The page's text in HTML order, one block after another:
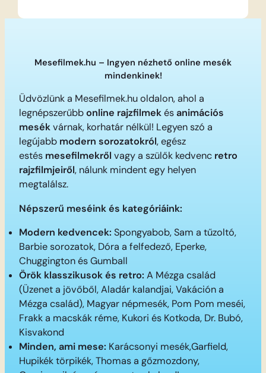
Mesefilmek.hu – Ingyen nézhető online mesék
mindenkinek!
Üdvözlünk a Mesefilmek.hu oldalon, ahol a
legnépszerűbbonline rajzfilmekésanimációs
mesékvárnak, korhatár nélkül! Legyen szó a
legújabb modern sorozatokról, egész
estés mesefilmekről vagy a szülők kedvenc retro
rajzfilmjeiről, nálunk mindent egy helyen
megtalálsz.
Népszerű meséink és kategóriáink:
Modern kedvencek: Spongyabob, Sam a tűzoltó,
Barbie sorozatok, Dóra a felfedező, Eperke,
Chuggington és Gumball
Örök klasszikusok és retro: A Mézga család
(Üzenet a jövőből, Aladár kalandjai, Vakáción a
Mézga család), Magyar népmesék, Pom Pom meséi,
Frakk a macskák réme, Kukori és Kotkoda, Dr. Bubó,
Kisvakond
Minden, ami mese: Karácsonyi mesék,Garfield,
Hupikék törpikék, Thomas a gőzmozdony,